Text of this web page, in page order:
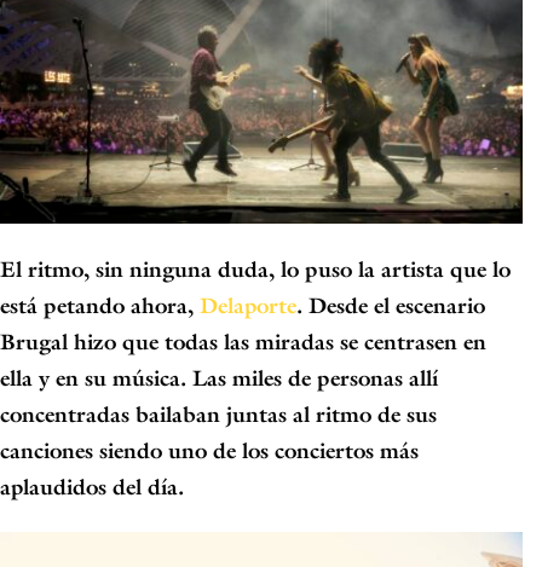
El ritmo, sin ninguna duda, lo puso la artista que lo
está petando ahora, Delaporte. Desde el escenario
Brugal hizo que todas las miradas se centrasen en
ella y en su música. Las miles de personas allí
concentradas bailaban juntas al ritmo de sus
canciones siendo uno de los conciertos más
aplaudidos del día.